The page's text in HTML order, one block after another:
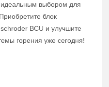
идеальным выбором для
блок
BCU и улучшите
горения уже сегодня!